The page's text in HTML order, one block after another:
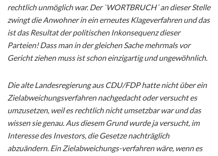
rechtlich unmöglich war. Der `WORTBRUCH´ an dieser Stelle
zwingt die Anwohner in ein erneutes Klageverfahren und das
ist das Resultat der politischen Inkonsequenz dieser
Parteien! Dass man in der gleichen Sache mehrmals vor
Gericht ziehen muss ist schon einzigartig und ungewöhnlich.
Die alte Landesregierung aus CDU/FDP hatte nicht über ein
Zielabweichungsverfahren nachgedacht oder versucht es
umzusetzen, weil es rechtlich nicht umsetzbar war und das
wissen sie genau. Aus diesem Grund wurde ja versucht, im
Interesse des Investors, die Gesetze nachträglich
abzuändern. Ein Zielabweichungs-verfahren wäre, wenn es